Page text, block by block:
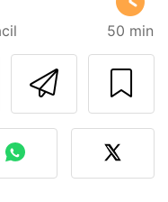
50 min
Imprimao autor